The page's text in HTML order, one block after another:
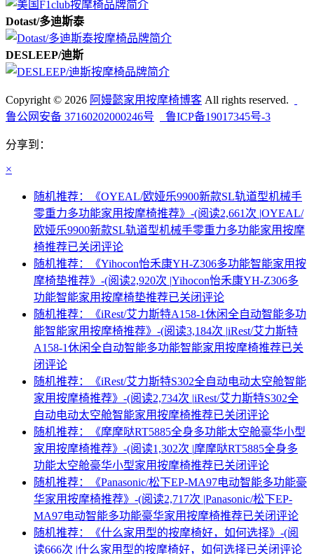
Dotast/多迪斯泰
DESLEEP/迪斯
Copyright © 2026 阿嫚懿家用按摩椅博客 All rights reserved.
鲁公网安备 37160202000246号
鲁ICP备19017345号-3
分享到：
×
随机推荐：《OYEAL/欧娅乐9900新款SL轨道型机械手
零重力多功能家用按摩椅推荐》-(阅读2,661次 |OYEAL/
欧娅乐9900新款SL轨道型机械手零重力多功能家用按摩
椅推荐已关闭评论
随机推荐：《Yihocon怡禾康YH-Z306多功能智能家用按
摩椅垫推荐》-(阅读2,920次 |Yihocon怡禾康YH-Z306多
功能智能家用按摩椅垫推荐已关闭评论
随机推荐：《iRest/艾力斯特A158-1休闲全自动智能多功
能智能家用按摩椅推荐》-(阅读3,184次 |iRest/艾力斯特
A158-1休闲全自动智能多功能智能家用按摩椅推荐已关
闭评论
随机推荐：《iRest/艾力斯特S302全自动电动太空舱智能
家用按摩椅推荐》-(阅读2,734次 |iRest/艾力斯特S302全
自动电动太空舱智能家用按摩椅推荐已关闭评论
随机推荐：《摩摩哒RT5885全身多功能太空舱豪华小型
家用按摩椅推荐》-(阅读1,302次 |摩摩哒RT5885全身多
功能太空舱豪华小型家用按摩椅推荐已关闭评论
随机推荐：《Panasonic/松下EP-MA97电动智能多功能豪
华家用按摩椅推荐》-(阅读2,717次 |Panasonic/松下EP-
MA97电动智能多功能豪华家用按摩椅推荐已关闭评论
随机推荐：《什么家用型的按摩椅好，如何选择》-(阅
读666次 |什么家用型的按摩椅好，如何选择已关闭评论